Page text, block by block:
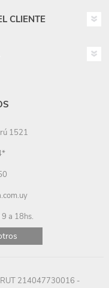
CLIENTE
1521
a 18hs.
214047730016 -